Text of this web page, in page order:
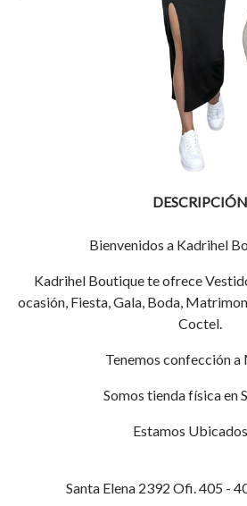
DESCRIPCIÓN
Bienvenidos a Kadrihel
Kadrihel Boutique te ofrece
ocasión, Fiesta, Gala, Boda,
Coctel.
Tenemos confección a
Somos tienda física en
Estamos
Santa Elena 2392 Ofi. 405 -